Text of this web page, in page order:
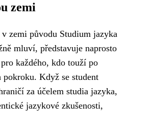
zemi
zemi původu Studium jazyka
mluví, představuje naprosto
každého, kdo touží po
pokroku. Když se student
za účelem studia jazyka,
jazykové zkušenosti,